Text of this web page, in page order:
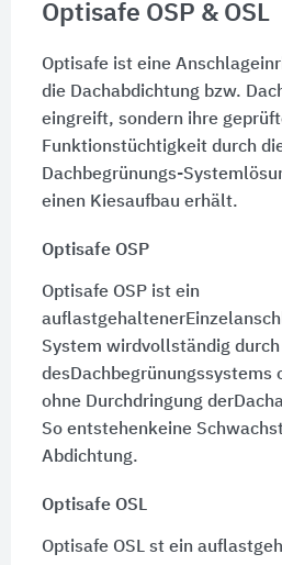
Optisafe OSP & OSL
Optisafe ist eine
die Dachabdichtung bzw.
eingreift, sondern ihre
Funktionstüchtigkeit durch
Dachbegrünungs-
einen Kiesaufbau erhält.
Optisafe OSP
Optisafe OSP ist ein
System wirdvollständig
desDachbegrünungssystems
ohne Durchdringung
So entstehenkeine
Abdichtung.
Optisafe OSL
Optisafe OSL st ein